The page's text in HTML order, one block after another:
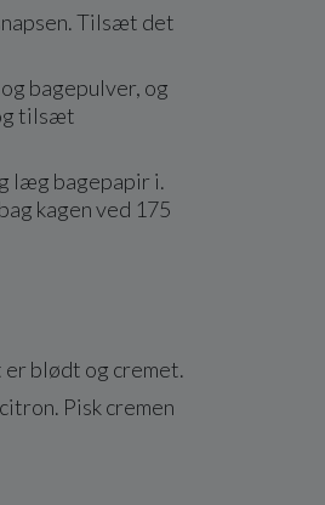
Tilsæt det
bagepulver, og
tilsæt
læg bagepapir i.
kagen ved 175
blødt og cremet.
Pisk cremen